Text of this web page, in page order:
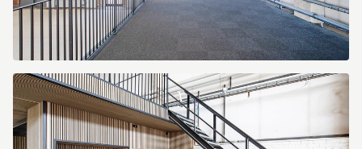
Tunbytorpsgatan
4